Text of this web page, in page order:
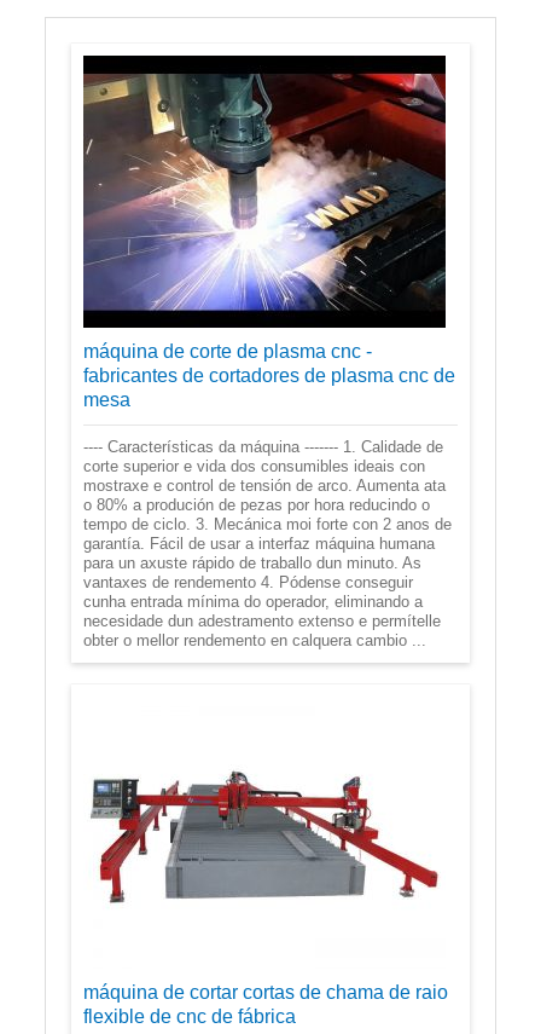
máquina de corte de plasma cnc -
fabricantes de cortadores de plasma cnc de
mesa
---- Características da máquina ------- 1. Calidade de
corte superior e vida dos consumibles ideais con
mostraxe e control de tensión de arco. Aumenta ata
o 80% a produción de pezas por hora reducindo o
tempo de ciclo. 3. Mecánica moi forte con 2 anos de
garantía. Fácil de usar a interfaz máquina humana
para un axuste rápido de traballo dun minuto. As
vantaxes de rendemento 4. Pódense conseguir
cunha entrada mínima do operador, eliminando a
necesidade dun adestramento extenso e permítelle
obter o mellor rendemento en calquera cambio ...
máquina de cortar cortas de chama de raio
flexible de cnc de fábrica